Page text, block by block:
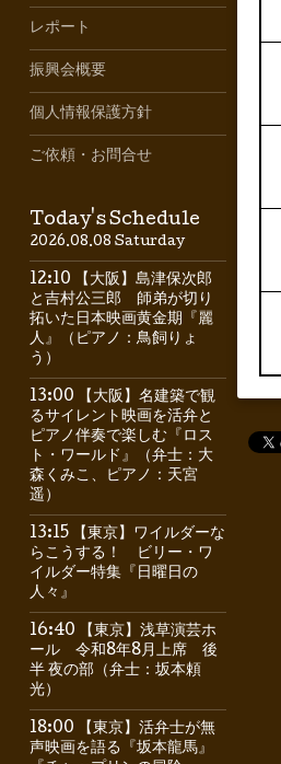
レポート
振興会概要
個人情報保護方針
ご依頼・お問合せ
Today's Schedule
2026.08.08 Saturday
12:10 【大阪】島津保次郎
と吉村公三郎 師弟が切り
拓いた日本映画黄金期『麗
人』（ピアノ：鳥飼りょ
う）
13:00 【大阪】名建築で観
るサイレント映画を活弁と
ピアノ伴奏で楽しむ『ロス
ト・ワールド』（弁士：大
森くみこ、ピアノ：天宮
遥）
13:15 【東京】ワイルダーな
らこうする！ ビリー・ワ
イルダー特集『日曜日の
人々』
16:40 【東京】浅草演芸ホ
ール 令和8年8月上席 後
半 夜の部（弁士：坂本頼
光）
18:00 【東京】活弁士が無
声映画を語る『坂本龍馬』